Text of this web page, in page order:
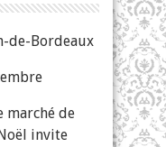
de-Bordeaux
marché de
invite